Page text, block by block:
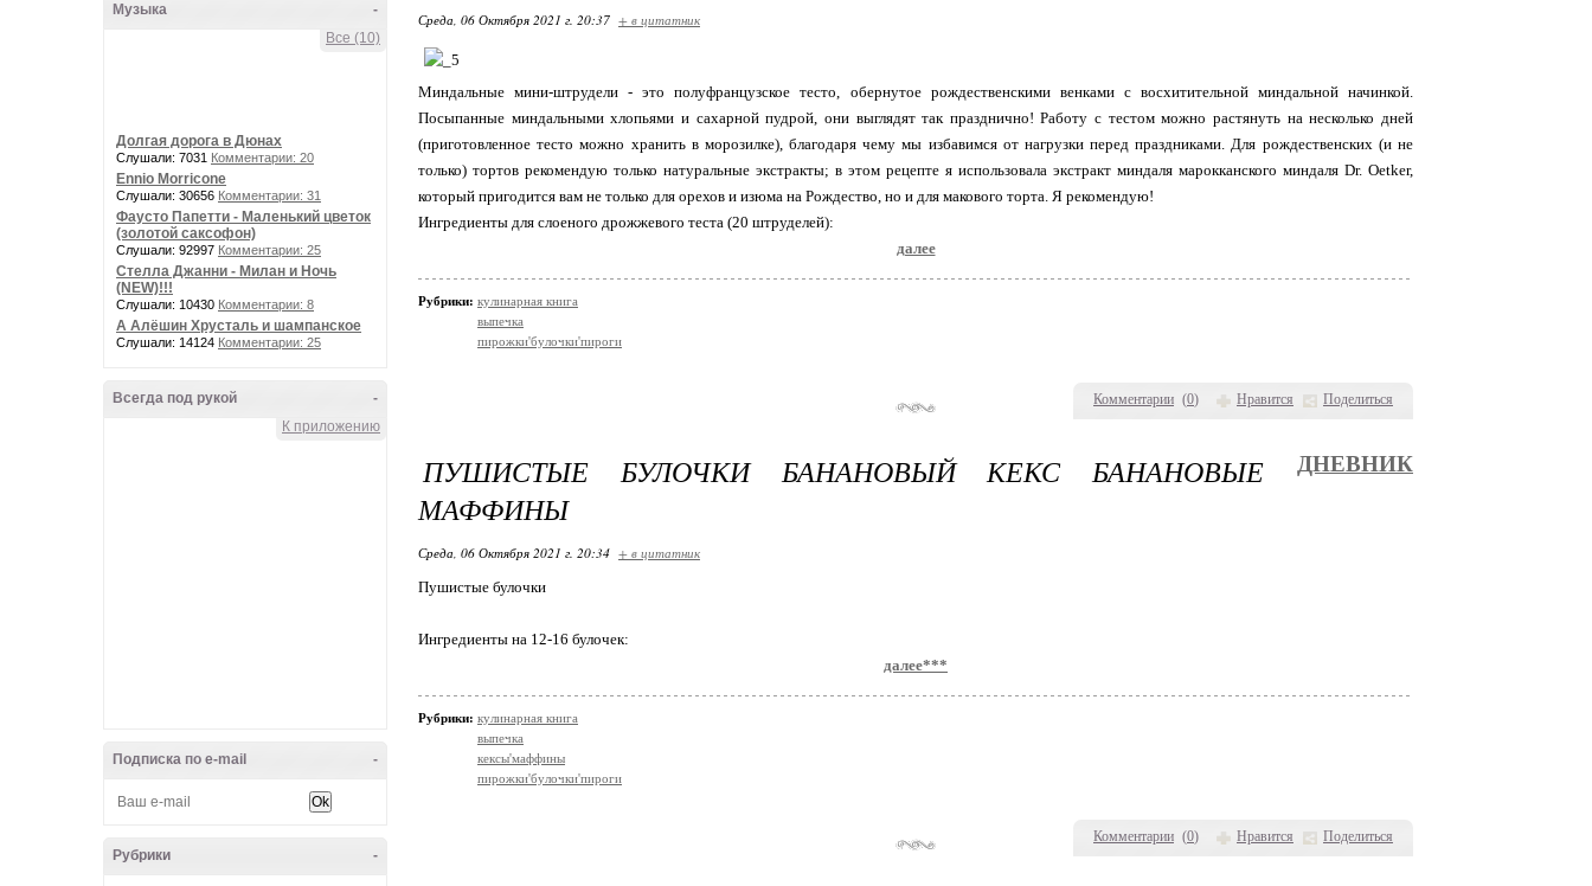
-
Музыка
Все (10)
Долгая дорога в Дюнах
Слушали: 7031 Комментарии: 20
Ennio Morricone
Слушали: 30656 Комментарии: 31
Фаусто Папетти - Маленький цветок
(золотой саксофон)
Слушали: 92997 Комментарии: 25
Стелла Джанни - Милан и Ночь
(NEW)!!!
Слушали: 10430 Комментарии: 8
А Алёшин Хрусталь и шампанское
Слушали: 14124 Комментарии: 25
-
Всегда под рукой
К приложению
-
Подписка по e-mail
-
Рубрики
Комментарии (0) Нравится Поделиться
Среда, 06 Октября 2021 г. 20:37 + в цитатник
Миндальные мини-штрудели - это полуфранцузское тесто, обернутое рождественскими венками с восхитительной миндальной начинкой.
Посыпанные миндальными хлопьями и сахарной пудрой, они выглядят так празднично! Работу с тестом можно растянуть на несколько дней
(приготовленное тесто можно хранить в морозилке), благодаря чему мы избавимся от нагрузки перед праздниками. Для рождественских (и не
только) тортов рекомендую только натуральные экстракты; в этом рецепте я использовала экстракт миндаля марокканского миндаля Dr. Oetker,
который пригодится вам не только для орехов и изюма на Рождество, но и для макового торта. Я рекомендую!
Ингредиенты для слоеного дрожжевого теста (20 штруделей):
далее
Рубрики: кулинарная книга
выпечка
пирожки'булочки'пироги
Комментарии (0) Нравится Поделиться
ПУШИСТЫЕ БУЛОЧКИ БАНАНОВЫЙ КЕКС БАНАНОВЫЕ
МАФФИНЫ
ДНЕВНИК
Среда, 06 Октября 2021 г. 20:34 + в цитатник
Пушистые булочки
Ингредиенты на 12-16 булочек:
далее***
Рубрики: кулинарная книга
выпечка
кексы'маффины
пирожки'булочки'пироги